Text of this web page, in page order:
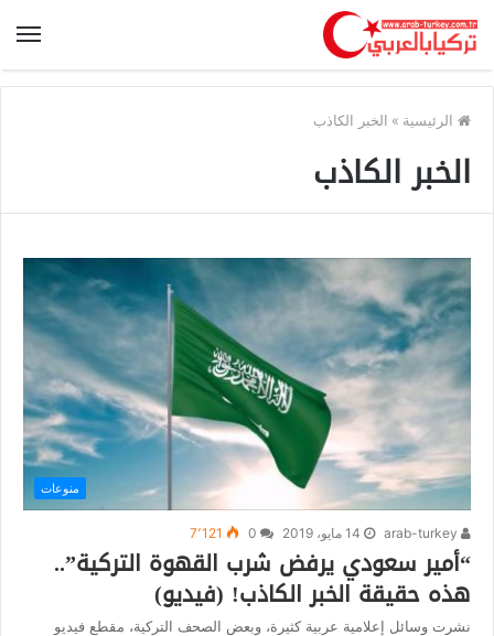
الرئيسية » الخبر الكاذب
الخبر الكاذب
منوعات
14 مايو، 2019 7٬121
“أمير سعودي يرفض شرب القهوة التركية”..
هذه حقيقة الخبر الكاذب! (فيديو)
نشرت وسائل إعلامية عربية كثيرة، وبعض الصحف التركية، مقطع فيديو